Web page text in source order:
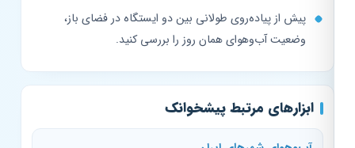
پیش از پیاده‌روی طولانی بین دو ایستگاه در فضای باز،
وضعیت آب‌وهوای همان روز را بررسی کنید.
ابزارهای مرتبط پیشخوانک